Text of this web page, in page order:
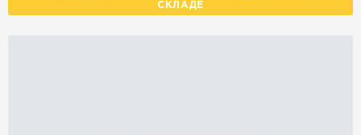
СКЛАДЕ